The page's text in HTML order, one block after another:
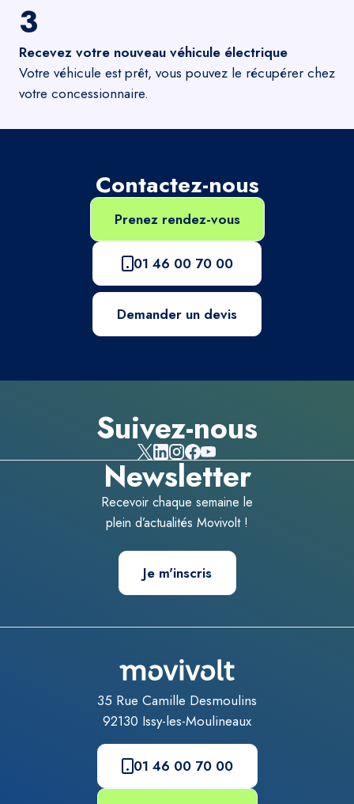
3
Recevez votre nouveau véhicule électrique
Votre véhicule est prêt, vous pouvez le récupérer chez
votre concessionnaire.
Contactez-nous
Prenez rendez-vous
01 46 00 70 00
Demander un devis
Suivez-nous
Newsletter
Recevoir chaque semaine le
plein d’actualités Movivolt !
Je m'inscris
35 Rue Camille Desmoulins
92130 Issy-les-Moulineaux
01 46 00 70 00